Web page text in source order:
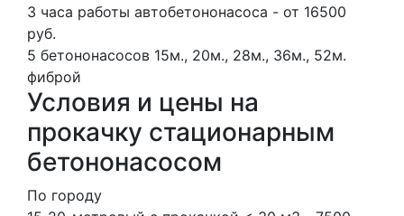
3 часа работы автобетононасоса - от 16500
руб.
5 бетононасосов 15м., 20м., 28м., 36м., 52м.
фиброй
Условия и цены на
прокачку стационарным
бетононасосом
По городу